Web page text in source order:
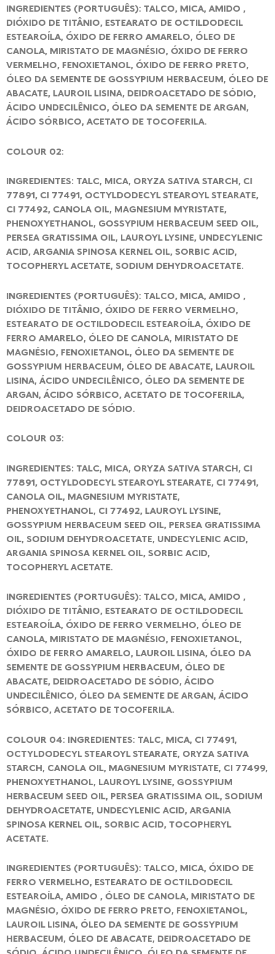
INGREDIENTES (PORTUGUÊS): TALCO, MICA, AMIDO ,
DIÓXIDO DE TITÂNIO, ESTEARATO DE OCTILDODECIL
ESTEAROÍLA, ÓXIDO DE FERRO AMARELO, ÓLEO DE
CANOLA, MIRISTATO DE MAGNÉSIO, ÓXIDO DE FERRO
VERMELHO, FENOXIETANOL, ÓXIDO DE FERRO PRETO,
ÓLEO DA SEMENTE DE GOSSYPIUM HERBACEUM, ÓLEO DE
ABACATE, LAUROIL LISINA, DEIDROACETADO DE SÓDIO,
ÁCIDO UNDECILÊNICO, ÓLEO DA SEMENTE DE ARGAN,
ÁCIDO SÓRBICO, ACETATO DE TOCOFERILA.
COLOUR 02:
INGREDIENTES: TALC, MICA, ORYZA SATIVA STARCH, CI
77891, CI 77491, OCTYLDODECYL STEAROYL STEARATE,
CI 77492, CANOLA OIL, MAGNESIUM MYRISTATE,
PHENOXYETHANOL, GOSSYPIUM HERBACEUM SEED OIL,
PERSEA GRATISSIMA OIL, LAUROYL LYSINE, UNDECYLENIC
ACID, ARGANIA SPINOSA KERNEL OIL, SORBIC ACID,
TOCOPHERYL ACETATE, SODIUM DEHYDROACETATE.
INGREDIENTES (PORTUGUÊS): TALCO, MICA, AMIDO ,
DIÓXIDO DE TITÂNIO, ÓXIDO DE FERRO VERMELHO,
ESTEARATO DE OCTILDODECIL ESTEAROÍLA, ÓXIDO DE
FERRO AMARELO, ÓLEO DE CANOLA, MIRISTATO DE
MAGNÉSIO, FENOXIETANOL, ÓLEO DA SEMENTE DE
GOSSYPIUM HERBACEUM, ÓLEO DE ABACATE, LAUROIL
LISINA, ÁCIDO UNDECILÊNICO, ÓLEO DA SEMENTE DE
ARGAN, ÁCIDO SÓRBICO, ACETATO DE TOCOFERILA,
DEIDROACETADO DE SÓDIO.
COLOUR 03:
INGREDIENTES: TALC, MICA, ORYZA SATIVA STARCH, CI
77891, OCTYLDODECYL STEAROYL STEARATE, CI 77491,
CANOLA OIL, MAGNESIUM MYRISTATE,
PHENOXYETHANOL, CI 77492, LAUROYL LYSINE,
GOSSYPIUM HERBACEUM SEED OIL, PERSEA GRATISSIMA
OIL, SODIUM DEHYDROACETATE, UNDECYLENIC ACID,
ARGANIA SPINOSA KERNEL OIL, SORBIC ACID,
TOCOPHERYL ACETATE.
INGREDIENTES (PORTUGUÊS): TALCO, MICA, AMIDO ,
DIÓXIDO DE TITÂNIO, ESTEARATO DE OCTILDODECIL
ESTEAROÍLA, ÓXIDO DE FERRO VERMELHO, ÓLEO DE
CANOLA, MIRISTATO DE MAGNÉSIO, FENOXIETANOL,
ÓXIDO DE FERRO AMARELO, LAUROIL LISINA, ÓLEO DA
SEMENTE DE GOSSYPIUM HERBACEUM, ÓLEO DE
ABACATE, DEIDROACETADO DE SÓDIO, ÁCIDO
UNDECILÊNICO, ÓLEO DA SEMENTE DE ARGAN, ÁCIDO
SÓRBICO, ACETATO DE TOCOFERILA.
COLOUR 04: INGREDIENTES: TALC, MICA, CI 77491,
OCTYLDODECYL STEAROYL STEARATE, ORYZA SATIVA
STARCH, CANOLA OIL, MAGNESIUM MYRISTATE, CI 77499,
PHENOXYETHANOL, LAUROYL LYSINE, GOSSYPIUM
HERBACEUM SEED OIL, PERSEA GRATISSIMA OIL, SODIUM
DEHYDROACETATE, UNDECYLENIC ACID, ARGANIA
SPINOSA KERNEL OIL, SORBIC ACID, TOCOPHERYL
ACETATE.
INGREDIENTES (PORTUGUÊS): TALCO, MICA, ÓXIDO DE
FERRO VERMELHO, ESTEARATO DE OCTILDODECIL
ESTEAROÍLA, AMIDO , ÓLEO DE CANOLA, MIRISTATO DE
MAGNÉSIO, ÓXIDO DE FERRO PRETO, FENOXIETANOL,
LAUROIL LISINA, ÓLEO DA SEMENTE DE GOSSYPIUM
HERBACEUM, ÓLEO DE ABACATE, DEIDROACETADO DE